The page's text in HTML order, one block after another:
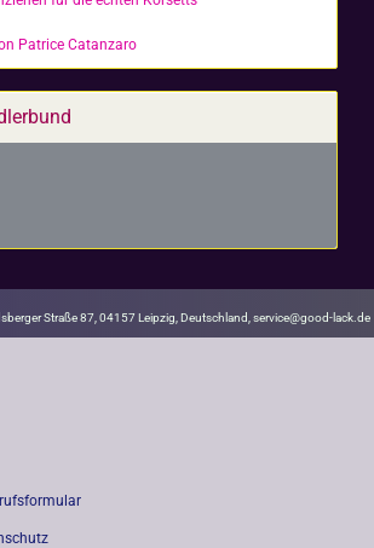
Patrice Catanzaro
Straße 87, 04157 Leipzig, Deutschland, service@good-lack.de